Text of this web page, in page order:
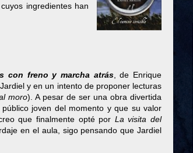
ingredientes han
con freno y marcha atrás, de Enrique
y en un intento de proponer lecturas
moro). A pesar de ser una obra divertida
joven del momento y que su valor
que finalmente opté por La visita del
en el aula, sigo pensando que Jardiel